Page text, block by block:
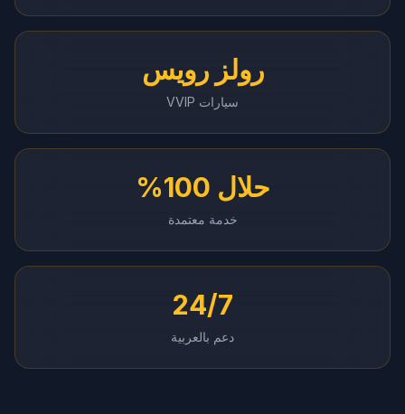
رولز رويس
سيارات VVIP
حلال 100%
خدمة معتمدة
24/7
دعم بالعربية